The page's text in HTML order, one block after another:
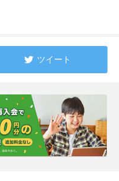
ツイート